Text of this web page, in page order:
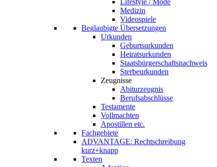
Lifestyle / Mode
Medizin
Videospiele
Beglaubigte Übersetzungen
Urkunden
Geburtsurkunden
Heiratsurkunden
Staatsbürgerschaftsnachweis
Sterbeurkunden
Zeugnisse
Abiturzeugnis
Berufsabschlüsse
Testamente
Vollmachten
Apostillen etc.
Fachgebiete
ADVANTAGE: Rechtschreibung
kurz+knapp
Texten